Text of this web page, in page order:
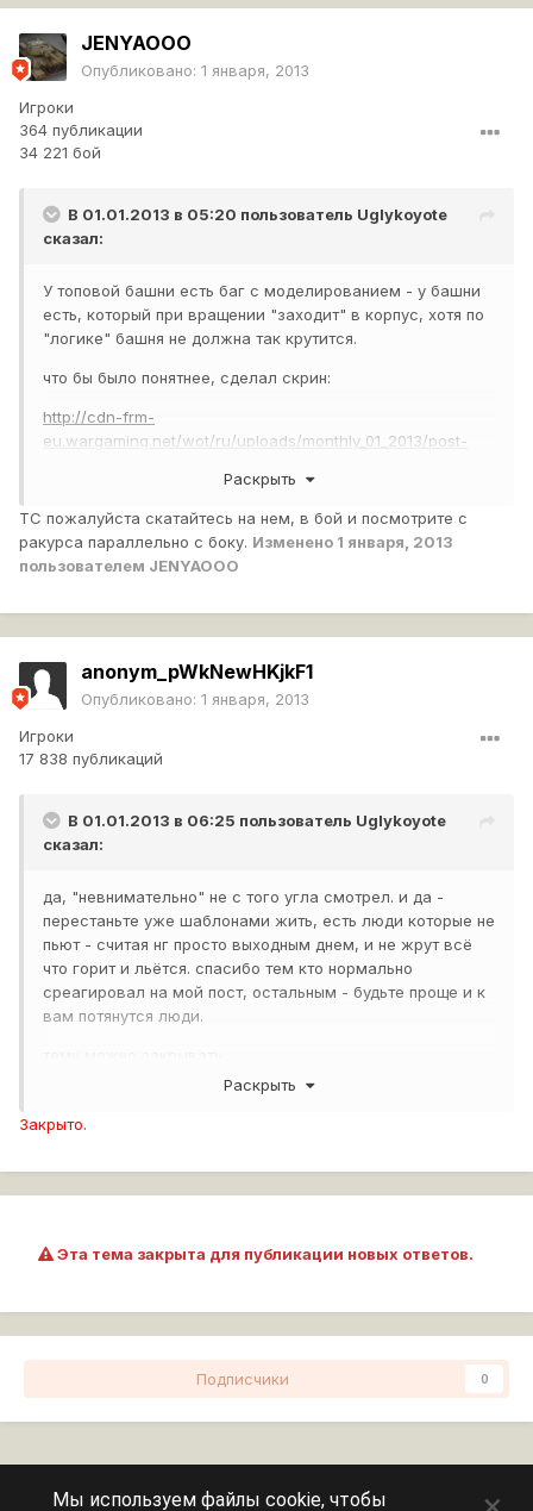
JENYAOOO
Опубликовано: 1 января, 2013
Игроки
364 публикации
34 221 бой
В 01.01.2013 в 05:20 пользователь Uglykoyote
сказал:
У топовой башни есть баг с моделированием - у башни
есть, который при вращении "заходит" в корпус, хотя по
"логике" башня не должна так крутится.
что бы было понятнее, сделал скрин:
http://cdn-frm-
eu.wargaming.net/wot/ru/uploads/monthly_01_2013/post-
Раскрыть
ТС пожалуйста скатайтесь на нем, в бой и посмотрите с
ракурса параллельно с боку. Изменено 1 января, 2013
пользователем JENYAOOO
anonym_pWkNewHKjkF1
Опубликовано: 1 января, 2013
Игроки
17 838 публикаций
В 01.01.2013 в 06:25 пользователь Uglykoyote
сказал:
да, "невнимательно" не с того угла смотрел. и да -
перестаньте уже шаблонами жить, есть люди которые не
пьют - считая нг просто выходным днем, и не жрут всё
что горит и льётся. спасибо тем кто нормально
среагировал на мой пост, остальным - будьте проще и к
вам потянутся люди.
Раскрыть
Закрыто.
Эта тема закрыта для публикации новых ответов.
Подписчики 0
Мы используем файлы cookie, чтобы